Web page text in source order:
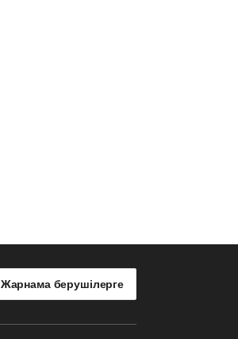
Жарнама берушілерге